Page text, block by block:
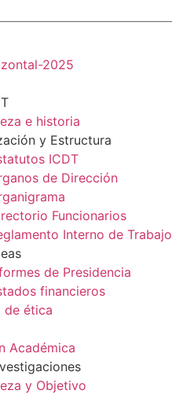
e historia
y Estructura
ICDT
de Dirección
Funcionarios
Interno de Trabajo
de Presidencia
financieros
de ética
Académica
y Objetivo